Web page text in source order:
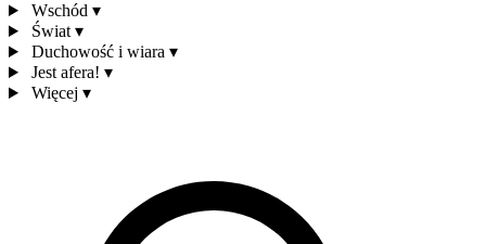
Wschód ▾
Świat ▾
Duchowość i wiara ▾
Jest afera! ▾
Więcej ▾